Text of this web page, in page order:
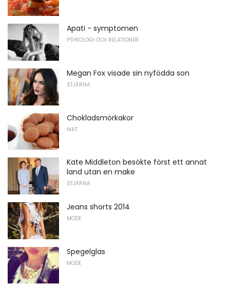
Apati - symptomen
PSYKOLOGI OCH RELATIONER
Megan Fox visade sin nyfödda son
STJÄRNA
Chokladsmörkakor
MAT
Kate Middleton besökte först ett annat
land utan en make
STJÄRNA
Jeans shorts 2014
MODE
Spegelglas
MODE